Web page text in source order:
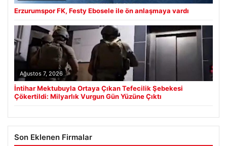
Erzurumspor FK, Festy Ebosele ile ön anlaşmaya vardı
Ağustos 7, 2026
İntihar Mektubuyla Ortaya Çıkan Tefecilik Şebekesi
Çökertildi: Milyarlık Vurgun Gün Yüzüne Çıktı
Son Eklenen Firmalar